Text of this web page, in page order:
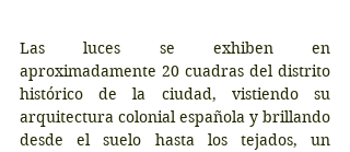
Las luces se exhiben en
aproximadamente 20 cuadras del distrito
histórico de la ciudad, vistiendo su
arquitectura colonial española y brillando
desde el suelo hasta los tejados, un